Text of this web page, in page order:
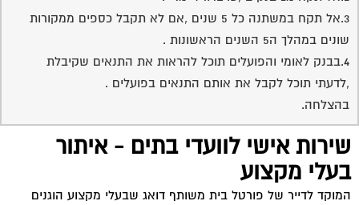
3.אל תקח במשתנה כל 5 שנים ,אם לא תקבל כספים ממקורות
שונים במהלך ה5 השנים הראשונות .
4.בבנק לאומי והפועלים תוכל להראות את התנאים שקיבלת
,לדעתי תוכל לקבל את אותם התנאים בפועלים .
בהצלחה.
שירות אישי לוועדי בתים - איתור
בעלי מקצוע
המוקד לדייר של פורטל בית משותף דואג שבעלי מקצוע הוגנים